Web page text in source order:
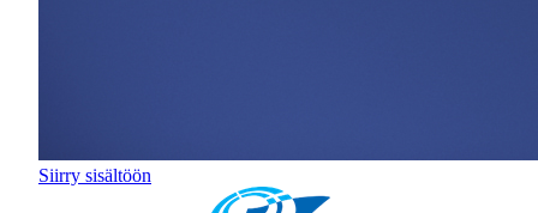
Siirry sisältöön